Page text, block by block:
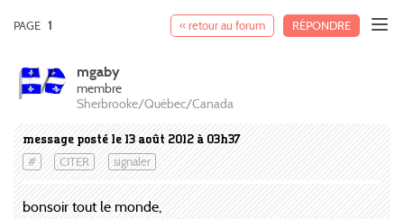
« retour au forum RÉPONDRE
PAGE 1
message posté le 13 août 2012 à 03h37
# CITER signaler
mgaby
membre
Sherbrooke/Québec/Canada
bonsoir tout le monde,